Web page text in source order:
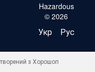
Hazardous
© 2026
Укр Рус
з Хорошоп